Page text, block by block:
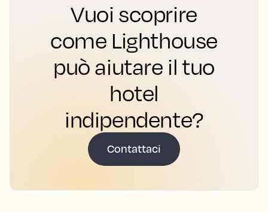
Vuoi scoprire
come Lighthouse
può aiutare il tuo
hotel
indipendente?
Contattaci